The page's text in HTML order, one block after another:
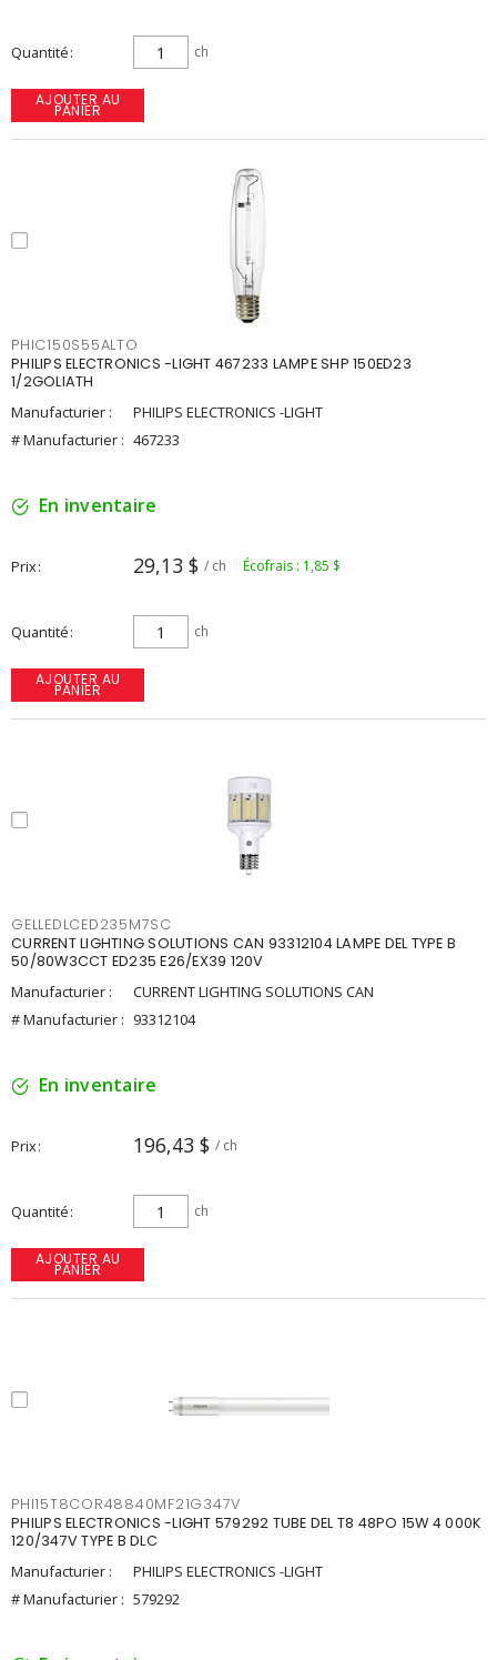
Quantité ch
AJOUTER AU
PANIER
PHIC150S55ALTO
PHILIPS ELECTRONICS -LIGHT 467233 LAMPE SHP 150ED23
1/2GOLIATH
Manufacturier :
PHILIPS ELECTRONICS -LIGHT
# Manufacturier : 467233
En inventaire
Prix 29,13 $ / ch Écofrais : 1,85 $
Quantité ch
AJOUTER AU
PANIER
GELLEDLCED235M7SC
CURRENT LIGHTING SOLUTIONS CAN 93312104 LAMPE DEL TYPE B
50/80W3CCT ED235 E26/EX39 120V
Manufacturier :
CURRENT LIGHTING SOLUTIONS CAN
# Manufacturier : 93312104
En inventaire
Prix 196,43 $ / ch
Quantité ch
AJOUTER AU
PANIER
PHI15T8COR48840MF21G347V
PHILIPS ELECTRONICS -LIGHT 579292 TUBE DEL T8 48PO 15W 4 000K
120/347V TYPE B DLC
Manufacturier :
PHILIPS ELECTRONICS -LIGHT
# Manufacturier : 579292